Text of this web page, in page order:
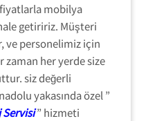
mobilya
getiririz. Müşteri
ve personelimiz için
zaman her yerde size
siz değerli
yakasında özel ”
Servisi” hizmeti